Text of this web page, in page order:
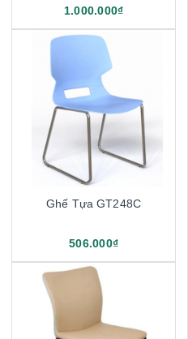
1.000.000₫
Ghế Tựa GT248C
506.000₫